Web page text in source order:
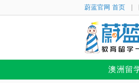
蔚蓝官网 首页
澳洲留